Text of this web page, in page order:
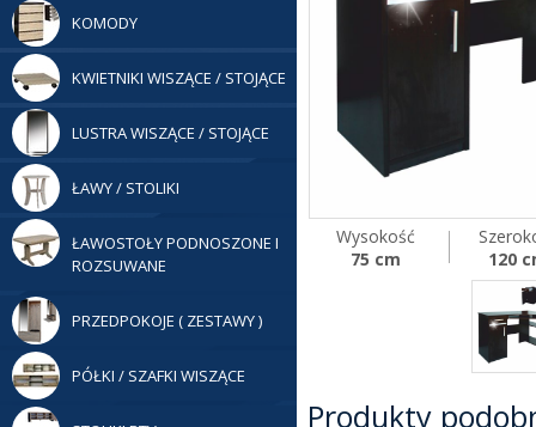
KOMODY
KWIETNIKI WISZĄCE / STOJĄCE
LUSTRA WISZĄCE / STOJĄCE
ŁAWY / STOLIKI
ŁAWOSTOŁY PODNOSZONE I
ROZSUWANE
PRZEDPOKOJE ( ZESTAWY )
PÓŁKI / SZAFKI WISZĄCE
Wysokość
75 cm
120
Produkty